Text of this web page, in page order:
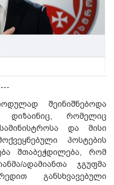
შეინიშნებოდა
დიზაინიც, რომელიც
და მისი
პოსტების
შთაბეჭდილება, რომ
ადამიანთა ჯგუფმა
განსხვავებული